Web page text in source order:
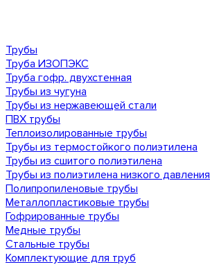
Трубы
Труба ИЗОПЭКС
Труба гофр. двухстенная
Трубы из чугуна
Трубы из нержавеющей стали
ПВХ трубы
Теплоизолированные трубы
Трубы из термостойкого полиэтилена
Трубы из сшитого полиэтилена
Трубы из полиэтилена низкого давления
Полипропиленовые трубы
Металлопластиковые трубы
Гофрированные трубы
Медные трубы
Стальные трубы
Комплектующие для труб